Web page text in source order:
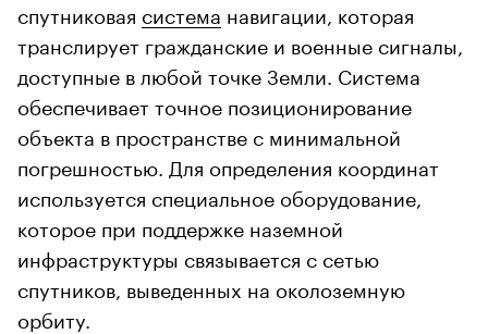
спутниковая система навигации, которая
транслирует гражданские и военные сигналы,
доступные в любой точке Земли. Система
обеспечивает точное позиционирование
объекта в пространстве с минимальной
погрешностью. Для определения координат
используется специальное оборудование,
которое при поддержке наземной
инфраструктуры связывается с сетью
спутников, выведенных на околоземную
орбиту.